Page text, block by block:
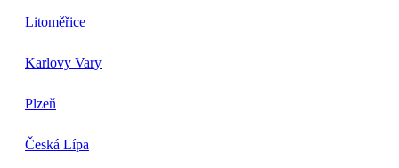
Litoměřice
Karlovy Vary
Plzeň
Česká Lípa